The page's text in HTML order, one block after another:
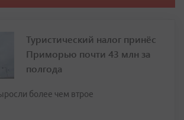
Туристический налог принёс
Приморью почти 43 млн за
полгода
более чем втрое